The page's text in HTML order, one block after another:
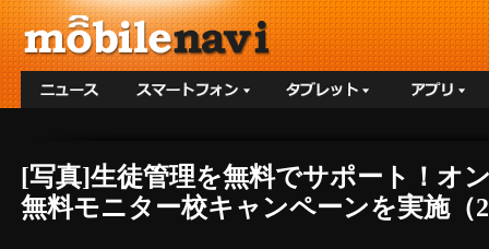
[写真]生徒管理を無料でサポート！オ
無料モニター校キャンペーンを実施（